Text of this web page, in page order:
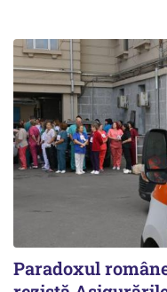
Paradoxul